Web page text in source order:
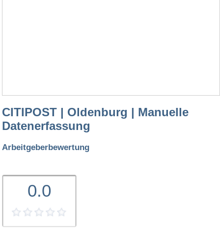
CITIPOST | Oldenburg | Manuelle
Datenerfassung
Arbeitgeberbewertung
0.0